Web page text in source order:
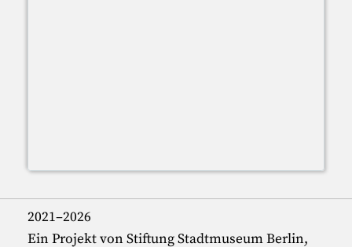
2021–2026
Ein Projekt von Stiftung Stadtmuseum Berlin,